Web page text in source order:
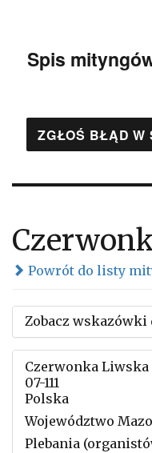
Spis
ZGŁOŚ BŁĄD W
Powrót do listy
Zobacz wskazówki
Czerwonka Liwska
07-111
Polska
Województwo
Plebania